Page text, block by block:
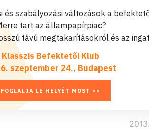
és szabályozási változások a
tart az állampapírpiac?
távú megtakarításokról és az
Klasszis Befektetői Klub
szeptember 24., Budapest
FOGLALJA LE HELYÉT MOST >>